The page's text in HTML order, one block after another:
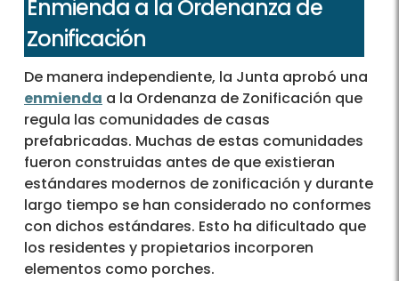
Enmienda a la Ordenanza de
Zonificación
De manera independiente, la Junta aprobó una
enmienda a la Ordenanza de Zonificación que
regula las comunidades de casas
prefabricadas. Muchas de estas comunidades
fueron construidas antes de que existieran
estándares modernos de zonificación y durante
largo tiempo se han considerado no conformes
con dichos estándares. Esto ha dificultado que
los residentes y propietarios incorporen
elementos como porches.